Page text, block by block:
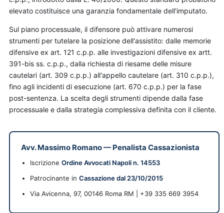
elevato costituisce una garanzia fondamentale dell'imputato.
Sul piano processuale, il difensore può attivare numerosi
strumenti per tutelare la posizione dell'assistito: dalle memorie
difensive ex art. 121 c.p.p. alle investigazioni difensive ex artt.
391-bis ss. c.p.p., dalla richiesta di riesame delle misure
cautelari (art. 309 c.p.p.) all'appello cautelare (art. 310 c.p.p.),
fino agli incidenti di esecuzione (art. 670 c.p.p.) per la fase
post-sentenza. La scelta degli strumenti dipende dalla fase
processuale e dalla strategia complessiva definita con il cliente.
Avv. Massimo Romano— Penalista Cassazionista
Iscrizione Ordine Avvocati Napoli n. 14553
Patrocinante in Cassazione dal 23/10/2015
Via Avicenna, 97, 00146 Roma RM | +39 335 669 3954